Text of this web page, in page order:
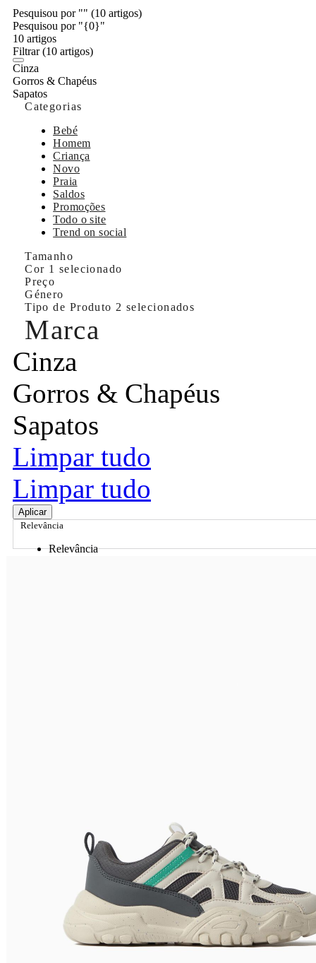
Pesquisou por "" (10 artigos)
Pesquisou por "{0}"
10 artigos
Filtrar(10 artigos)
Cinza
Gorros & Chapéus
Sapatos
Categorias
Bebé
Homem
Criança
Novo
Praia
Saldos
Promoções
Todo o site
Trend on social
Tamanho
Cor 1 selecionado
Preço
Género
Tipo de Produto 2 selecionados
Marca
Cinza
Gorros & Chapéus
Sapatos
Limpar tudo
Limpar tudo
Aplicar
Relevância
Relevância